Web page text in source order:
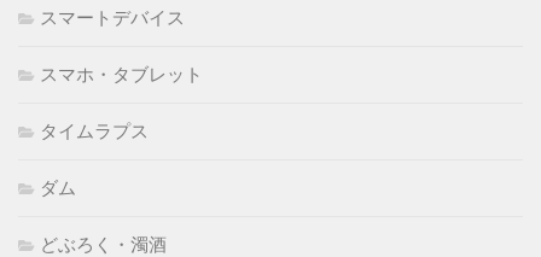
スマートデバイス
スマホ・タブレット
タイムラプス
ダム
どぶろく・濁酒